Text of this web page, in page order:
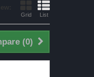
Grid List
(0)